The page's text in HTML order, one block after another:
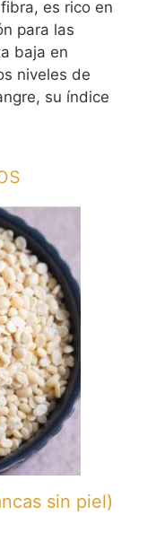
es rico en
para las
baja en
niveles de
su índice
sin piel)